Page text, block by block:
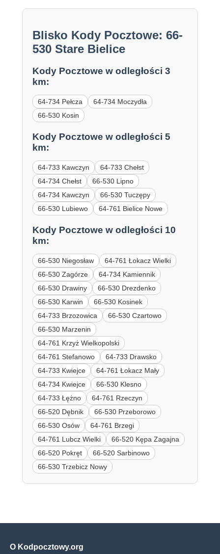
Blisko Kody Pocztowe: 66-
530 Stare Bielice
Kody Pocztowe w odległości 3
km:
64-734 Pełcza
64-734 Moczydła
66-530 Kosin
Kody Pocztowe w odległości 5
km:
64-733 Kawczyn
64-733 Chełst
64-734 Chełst
66-530 Lipno
64-734 Kawczyn
66-530 Tuczępy
66-530 Lubiewo
64-761 Bielice Nowe
Kody Pocztowe w odległości 10
km:
66-530 Niegosław
64-761 Łokacz Wielki
66-530 Zagórze
64-734 Kamiennik
66-530 Drawiny
66-530 Drezdenko
66-530 Karwin
66-530 Kosinek
64-733 Brzozowica
66-530 Czartowo
66-530 Marzenin
64-761 Krzyż Wielkopolski
64-761 Stefanowo
64-733 Drawsko
64-733 Kwiejce
64-761 Łokacz Mały
64-734 Kwiejce
66-530 Klesno
64-733 Łężno
64-761 Rzeczyn
66-520 Dębnik
66-530 Przeborowo
66-530 Osów
64-761 Brzegi
64-761 Lubcz Wielki
66-520 Kępa Zagajna
66-520 Pokręt
66-520 Sarbinowo
66-530 Trzebicz Nowy
O Kodpocztowy.org